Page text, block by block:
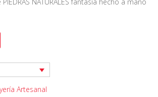
Artesanal